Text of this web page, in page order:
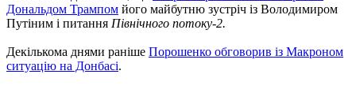
Дональдом Трампом його майбутню зустріч із Володимиром
Путіним і питання Північного потоку-2.
Декількома днями раніше Порошенко обговорив із Макроном
ситуацію на Донбасі.